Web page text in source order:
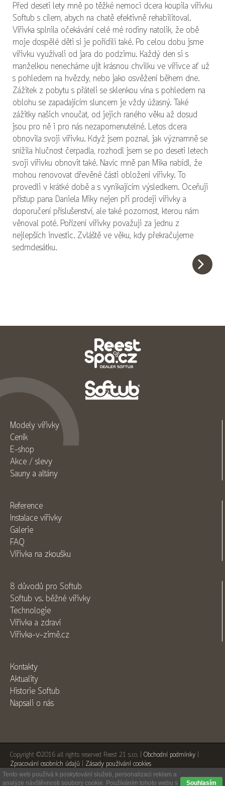
Tento web používá k poskytování služeb, personalizaci reklam a
analýze návštěvnosti soubory cookie. Používáním tohoto webu s
Souhlasím
Před deseti lety mně po těžké nemoci dcera koupila vířivku
Softub s cílem, abych na chatě efektivně rehabilitoval.
Vířivka splnila očekávání celé mé rodiny natolik, že obě
moje dospělé děti si je pořídili také. Po celou dobu jsme
vířivku využívali od jara do podzimu. Každý den si s
manželkou nenecháme ujít krásnou chvilku ve vířivce ať už
s pohledem na hvězdy, nebo jako osvěžení během dne.
Zážitek z pobytu s přáteli se sklenkou vína s pohledem na
oblohu se zapadajícím sluncem je vždy úžasný. Také
zážitky našich vnoučat, od jejich raného věku až dosud
jsou pro ně i pro nás nezapomenutelné. Letos dcera
obnovila svoji vířivku. Když jsem poznal, jak významně se
snížila hlučnost čerpadla, rozhodl jsem se po deseti letech
svoji vířivku obnovit také. Navíc mně pan Mika nabídl, že
mohou renovovat dřevěné části obložení vířivky. To
provedli v krátké době a s vynikajícím výsledkem. Oceňuji
přístup pana Daniela Miky nejen při prodeji vířivky a
doporučení příslušenství, ale také pozornost, kterou nám
věnoval poté. Pořízení vířivky považuji za jednu z
nejlepších investic. Zvláště ve věku, kdy překračujeme
sedmdesátku.
Modely vířivky
Ceník
E-shop
Akce / slevy
Sauny a altány
Reference
Instalace vířivky
Galerie
FAQ
Vířivka na zkoušku
8 důvodů pro Softub
Softub vs. běžné vířivky
Technologie
Vířivka a zdraví
Vířivka-v-zimě.cz
Kontakty
Aktuality
Historie Softub
Napsali o nás
Copyright ©2016 all rights reserved Reest 21 s.r.o. | Obchodní podmínky
Zpracování osobních údajů
Zásady používání cookies